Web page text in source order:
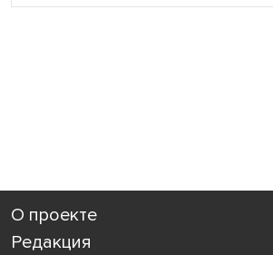
О проекте
Редакция